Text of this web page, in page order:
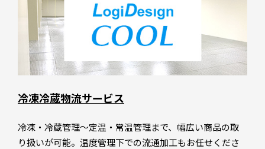
冷凍冷蔵物流サービス
冷凍・冷蔵管理～定温・常温管理まで、幅広い商品の取
り扱いが可能。温度管理下での流通加工もお任せくださ